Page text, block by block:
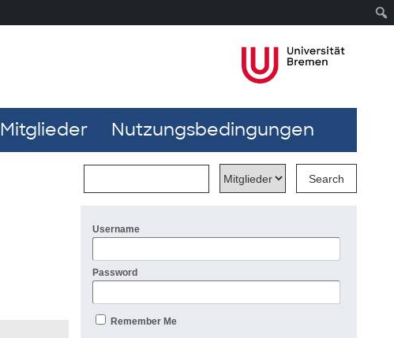
Mitglieder Nutzungsbedingungen
Username
Password
Remember Me